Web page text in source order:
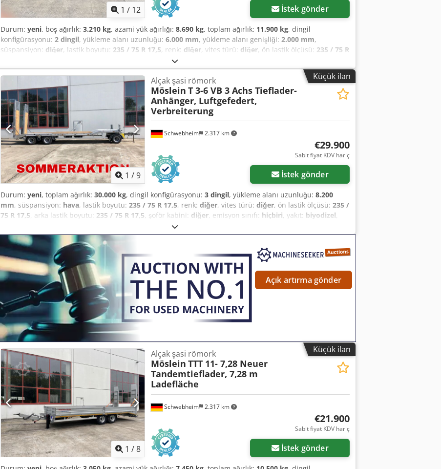
1 / 12 İstek gönder
Durum: yeni, boş ağırlık: 3.210 kg, azami yük ağırlığı: 8.690 kg, toplam ağırlık: 11.900 kg, dingil
konfigürasyonu: 2 dingil, yükleme alanı uzunluğu: 6.000 mm, yükleme alanı genişliği: 2.000 mm,
süspansiyon: diğer, lastik boyutu: 235 / 75 R 17,5, renk: diğer, vites türü: diğer, ön lastik ölçüsü: 235 / 75 R
, şoför kabini:diğer
Donanım:ABS, basınçlı hava freni, Loading height, loaded: 590 mm, track-reinforced steel checker plate
floor, 2 ramps (2,600 mm long x 900 mm wide), 10 lashing rings (2 t) on the outer frame, 8 lashing boxes (5
t) in the corners, gearbox support winch with load and fast mode at the front, 2 fold-down supports at the
rear, chassis and superstructure hot-dip galvanized, surcharge for support cradle for milling conveyor
€600, also available with mechanical ramps in stock!, -- Subject to typographical errors, mistakes and
changes, sample images --, More data at: !, More Details: ! Djdpfeztfamex Apbock
Küçük ilan
1 /9
Schwebheim 2.317 km
Alçak şasi römork
Möslein T 3-6 VB 3 Achs Tieflader-
Anhänger, Luftgefedert,
Verbreiterung
€29.900
Sabit fiyat KDV hariç
İstek gönder
Durum: yeni, toplam ağırlık: 30.000 kg, dingil konfigürasyonu: 3 dingil, yükleme alanı uzunluğu: 8.200
mm, süspansiyon: hava, lastik boyutu: 235 / 75 R 17,5, renk: diğer, vites türü: diğer, ön lastik ölçüsü: 235 /
75 R 17,5, arka lastik boyutu: 235 / 75 R 17,5, şoför kabini: diğer, emisyon sınıfı: hiçbiri, yakıt: biyodizel,
, Toplam yükleme alanı uzunluğu yaklaşık: 8.200 mm, alçak yatak
yaklaşık: 6.000 mm uzunluğunda, yükseklik yüklü yaklaşık: 890 mm, 22 x bağlama halkası (her biri 10 ton),
dış çerçevede 10 x dikme cebi, rampa (yaklaşık 3.100 x 750 mm), rampaların ve arka eğimin dış tarafında
tırmanma şeridi, rampalar yanlara ayarlanabilir, ahşap zemin 68 mm kalınlığında, bağlama zinciri veya
gergi kayışları için kapaklı saklama kutusu, yönetmeliğe uygun kontur işaretlemesi, döner tepe lambası,
araç daldırma galvanizli, dingil yükü göstergeleri dâhil, ek fiyatlar: aydınlatmalı ve döner tepe lambalı
uyarı levhaları, ahşap ile 3 m'ye genişletme, Fiyat: 500 €; rampaların hidrolik kaydırılması, Fiyat: 1.000 €;
kazıcı kol yuvası, Fiyat: 1.000 € net. -- Yazım hatası, yanlışlık ve değişiklik hakkı saklıdır, örnek resimler --.
Daha fazla bilgi için: !, More Details: ! Dedpeztfaysfx Apbjck
Açık artırma gönder
Küçük ilan
1 /8
Schwebheim 2.317 km
Alçak şasi römork
Möslein TTT 11- 7,28 Neuer
Tandemtieflader, 7,28 m
Ladefläche
€21.900
Sabit fiyat KDV hariç
İstek gönder